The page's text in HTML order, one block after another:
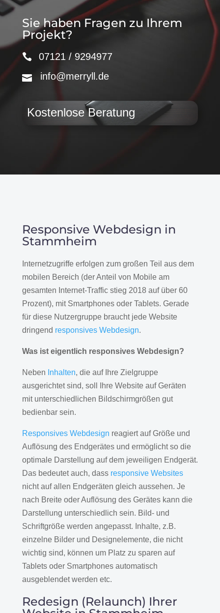
Sie haben Fragen zu Ihrem
Projekt?
07121 / 9294977
info@merryll.de
Kostenlose Beratung
Responsive Webdesign in
Stammheim
Internetzugriffe erfolgen zum großen Teil aus dem
mobilen Bereich (der Anteil von Mobile am
gesamten Internet-Traffic stieg 2018 auf über 60
Prozent), mit Smartphones oder Tablets. Gerade
für diese Nutzergruppe braucht jede Website
dringend responsives Webdesign.
Was ist eigentlich responsives Webdesign?
Neben Inhalten, die auf Ihre Zielgruppe
ausgerichtet sind, soll Ihre Website auf Geräten
mit unterschiedlichen Bildschirmgrößen gut
bedienbar sein.
Responsives Webdesign reagiert auf Größe und
Auflösung des Endgerätes und ermöglicht so die
optimale Darstellung auf dem jeweiligen Endgerät.
Das bedeutet auch, dass responsive Websites
nicht auf allen Endgeräten gleich aussehen. Je
nach Breite oder Auflösung des Gerätes kann die
Darstellung unterschiedlich sein. Bild- und
Schriftgröße werden angepasst. Inhalte, z.B.
einzelne Bilder und Designelemente, die nicht
wichtig sind, können um Platz zu sparen auf
Tablets oder Smartphones automatisch
ausgeblendet werden etc.
Redesign (Relaunch) Ihrer